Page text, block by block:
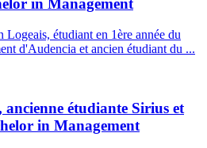
in Management
Logeais, étudiant en 1ère année du
d'Audencia et ancien étudiant du ...
étudiante Sirius et
in Management